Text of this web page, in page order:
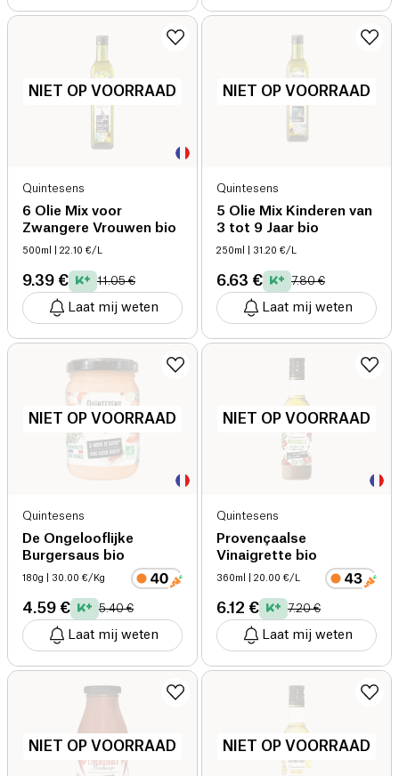
NIET OP VOORRAAD
Quintesens
6 Olie Mix voor
Zwangere Vrouwen bio
500ml | 22.10 €/L
9.39 € 11.05 €
Laat mij weten
NIET OP VOORRAAD
Quintesens
5 Olie Mix Kinderen van
3 tot 9 Jaar bio
250ml | 31.20 €/L
6.63 € 7.80 €
Laat mij weten
NIET OP VOORRAAD
Quintesens
De Ongelooflijke
Burgersaus bio
180g | 30.00 €/Kg
4.59 € 5.40 €
Laat mij weten
NIET OP VOORRAAD
Quintesens
Provençaalse
Vinaigrette bio
360ml | 20.00 €/L
6.12 € 7.20 €
Laat mij weten
NIET OP VOORRAAD NIET OP VOORRAAD